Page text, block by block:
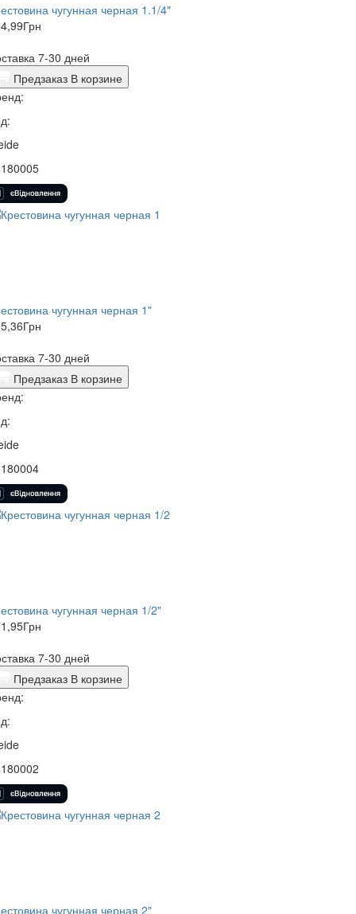
чугунная черная 1.1/4"
Грн
7-30 дней
Предзаказ В корзине
чугунная черная 1"
Грн
7-30 дней
Предзаказ В корзине
чугунная черная 1/2"
Грн
7-30 дней
Предзаказ В корзине
чугунная черная 2"